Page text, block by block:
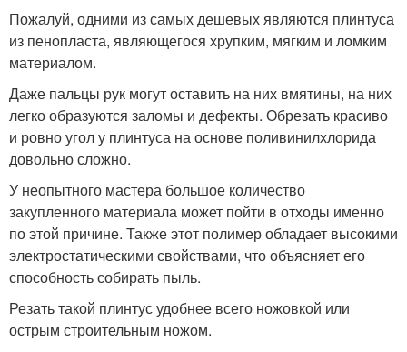
Пожалуй, одними из самых дешевых являются плинтуса
из пенопласта, являющегося хрупким, мягким и ломким
материалом.
Даже пальцы рук могут оставить на них вмятины, на них
легко образуются заломы и дефекты. Обрезать красиво
и ровно угол у плинтуса на основе поливинилхлорида
довольно сложно.
У неопытного мастера большое количество
закупленного материала может пойти в отходы именно
по этой причине. Также этот полимер обладает высокими
электростатическими свойствами, что объясняет его
способность собирать пыль.
Резать такой плинтус удобнее всего ножовкой или
острым строительным ножом.